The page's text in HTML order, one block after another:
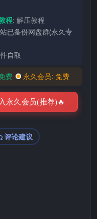
程: 解压教程
已备份网盘群(永久专
自取
费 永久会员: 免费
永久会员(推荐)🔥
评论建议